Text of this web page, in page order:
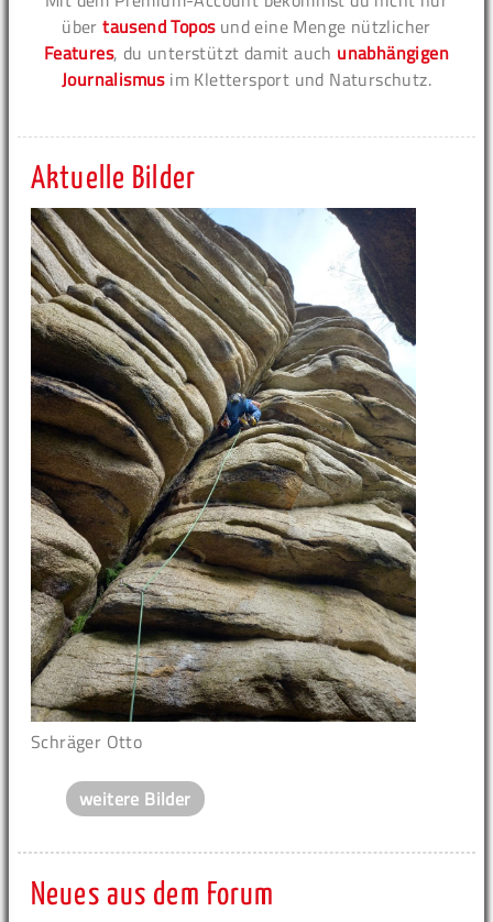
übertausend Toposund eine Menge nützlicher
Features, du unterstützt damit auch unabhängigen
Journalismusim Klettersport und Naturschutz.
Aktuelle Bilder
Schräger Otto
weitere Bilder
Neues aus dem Forum